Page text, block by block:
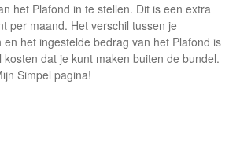
het Plafond in te stellen. Dit is een extra
per maand. Het verschil tussen je
het ingestelde bedrag van het Plafond is
dat je kunt maken buiten de bundel.
Simpel pagina!